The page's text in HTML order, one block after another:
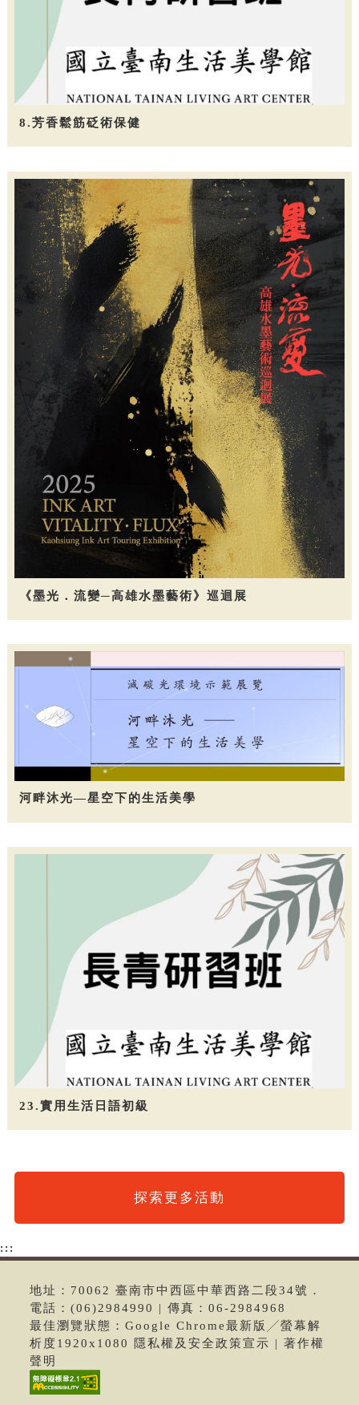
8.芳香鬆筋砭術保健
《墨光．流變─高雄水墨藝術》巡迴展
河畔沐光—星空下的生活美學
23.實用生活日語初級
探索更多活動
:::
地址：70062 臺南市中西區中華西路二段34號．
電話：(06)2984990 | 傳真：06-2984968
最佳瀏覽狀態：Google Chrome最新版╱螢幕解
析度1920x1080 隱私權及安全政策宣示 | 著作權
聲明